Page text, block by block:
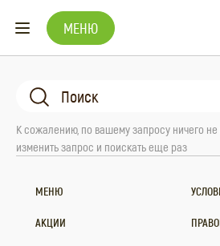
МЕНЮ
К сожалению, по вашему запросу ничего
изменить запрос и поискать еще раз
МЕНЮ
АКЦИИ